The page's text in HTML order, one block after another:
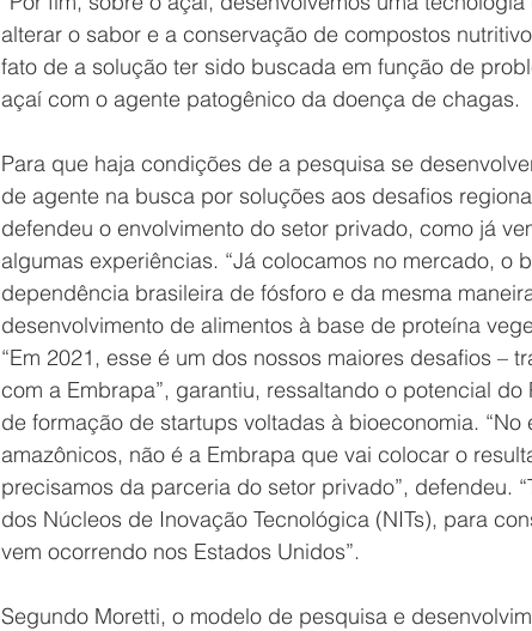
alterar o sabor e a conservação de compostos
fato de a solução ter sido buscada em função de
açaí com o agente patogênico da doença de chagas.
Para que haja condições de a pesquisa se
de agente na busca por soluções aos desafios
defendeu o envolvimento do setor privado, como já
algumas experiências. “Já colocamos no mercado, o
dependência brasileira de fósforo e da mesma
desenvolvimento de alimentos à base de proteína
“Em 2021, esse é um dos nossos maiores desafios –
com a Embrapa”, garantiu, ressaltando o potencial
de formação de startups voltadas à bioeconomia.
amazônicos, não é a Embrapa que vai colocar o
precisamos da parceria do setor privado”, defendeu.
dos Núcleos de Inovação Tecnológica (NITs), para
vem ocorrendo nos Estados Unidos”.
Segundo Moretti, o modelo de pesquisa e